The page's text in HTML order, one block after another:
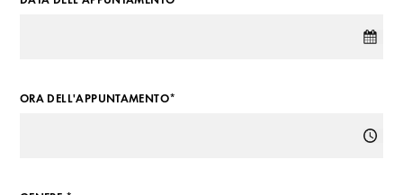
ORA DELL'APPUNTAMENTO*